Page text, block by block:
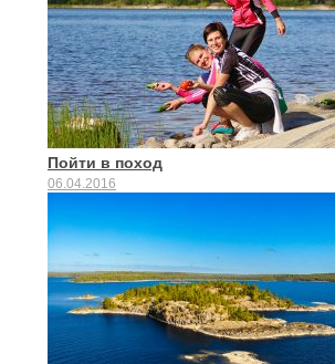
Пойти в поход
06.04.2016